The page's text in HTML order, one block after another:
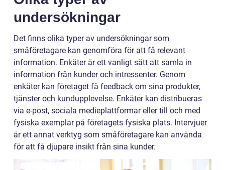
undersökningar
Det finns olika typer av undersökningar som
småföretagare kan genomföra för att få relevant
information. Enkäter är ett vanligt sätt att samla in
information från kunder och intressenter. Genom
enkäter kan företaget få feedback om sina produkter,
tjänster och kundupplevelse. Enkäter kan distribueras
via e-post, sociala medieplattformar eller till och med
fysiska exemplar på företagets fysiska plats. Intervjuer
är ett annat verktyg som småföretagare kan använda
för att få djupare insikt från sina kunder.